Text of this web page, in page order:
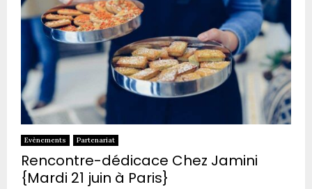
Evènements Partenariat
Rencontre-dédicace Chez Jamini
{Mardi 21 juin à Paris}